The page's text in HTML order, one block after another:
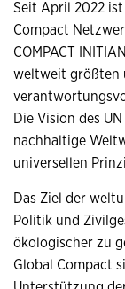
Seit April 2022 ist
Compact
COMPACT
weltweit größten
Die Vision des
nachhaltige
universellen
Das Ziel der
Politik und
ökologischer zu
Global Compact